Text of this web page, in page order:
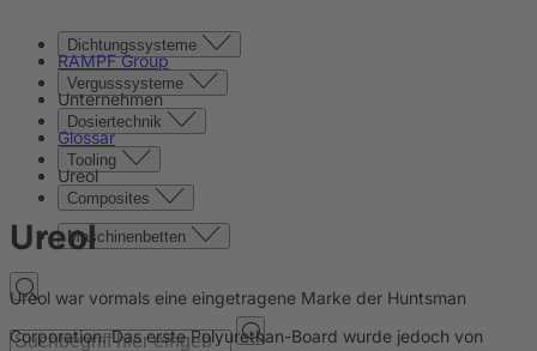
Dichtungssysteme
Vergusssysteme
Dosiertechnik
Tooling
Composites
Maschinenbetten
RAMPF Group
Unternehmen
Glossar
Ureol
Ureol
Ureol war vormals eine eingetragene Marke der Huntsman
Corporation. Das erste Polyurethan-Board wurde jedoch von